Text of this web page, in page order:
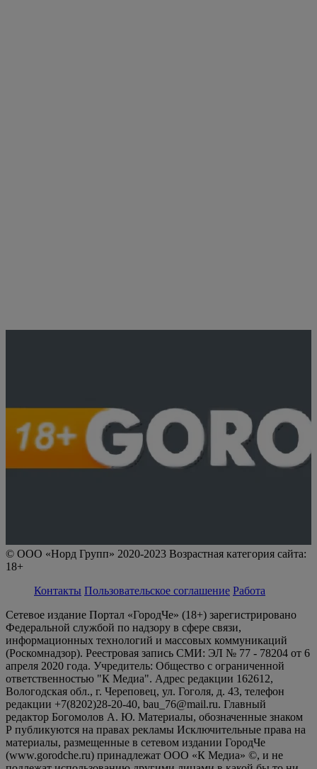
© ООО «Норд Групп» 2020-2023 Возрастная категория сайта:
18+
Контакты Пользовательское соглашение Работа
Сетевое издание Портал «ГородЧе» (18+) зарегистрировано
Федеральной службой по надзору в сфере связи,
информационных технологий и массовых коммуникаций
(Роскомнадзор). Реестровая запись СМИ: ЭЛ № 77 - 78204 от 6
апреля 2020 года. Учредитель: Общество с ограниченной
ответственностью "К Медиа". Адрес редакции 162612,
Вологодская обл., г. Череповец, ул. Гоголя, д. 43, телефон
редакции +7(8202)28-20-40, bau_76@mail.ru. Главный
редактор Богомолов А. Ю. Материалы, обозначенные знаком
Р публикуются на правах рекламы Исключительные права на
материалы, размещенные в сетевом издании ГородЧе
(www.gorodche.ru) принадлежат ООО «К Медиа» ©, и не